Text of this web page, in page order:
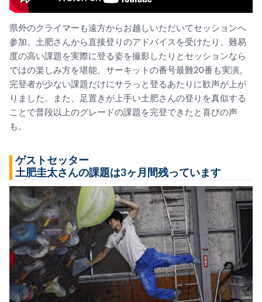
県外のクライマーも遠方からお越しいただいてセッションへ
参加。土肥さんから直接登りのアドバイスを受けたり、難易
度の高い課題を実際に登る姿を撮影したりとセッションなら
ではの楽しみ方を堪能。サーキットの番号最難20番も実演。
完登者が少ない課題だけにサラっと登るあたりに歓声が上が
りました。また、足置きが上手い土肥さんの登りを真似する
ことで普段以上のグレードの課題を完登できたと喜びの声
も。
ゲストセッター
土肥圭太さんの課題は3ヶ月間残っています